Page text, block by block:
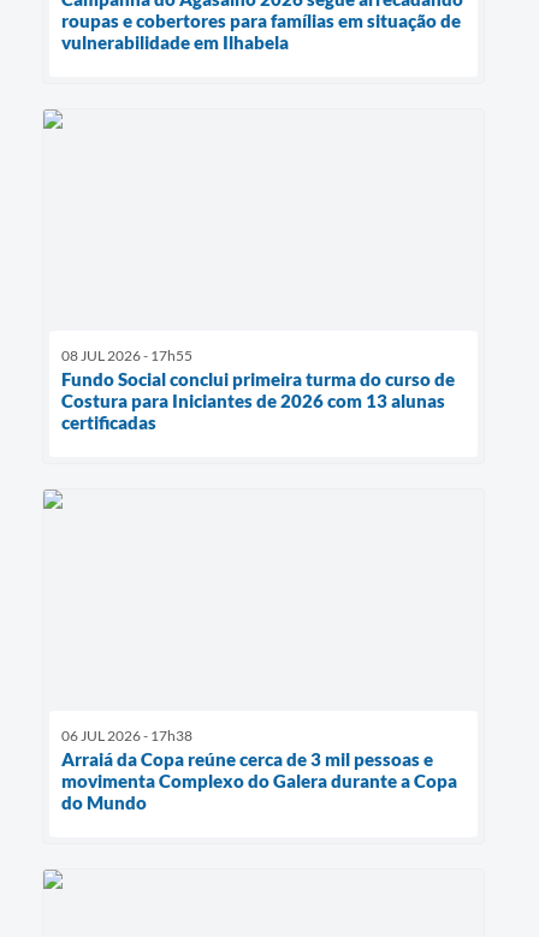
roupas e cobertores para famílias em situação de
vulnerabilidade em Ilhabela
08 JUL 2026 - 17h55
Fundo Social conclui primeira turma do curso de
Costura para Iniciantes de 2026 com 13 alunas
certificadas
06 JUL 2026 - 17h38
Arraiá da Copa reúne cerca de 3 mil pessoas e
movimenta Complexo do Galera durante a Copa
do Mundo